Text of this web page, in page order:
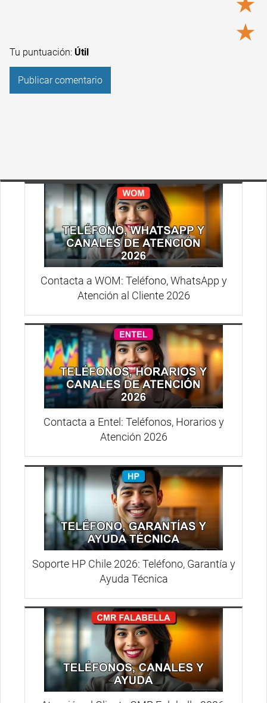
★
Tu puntuación: Útil
Contacta a WOM: Teléfono, WhatsApp y
Atención al Cliente 2026
Contacta a Entel: Teléfonos, Horarios y
Atención 2026
Soporte HP Chile 2026: Teléfono, Garantía y
Ayuda Técnica